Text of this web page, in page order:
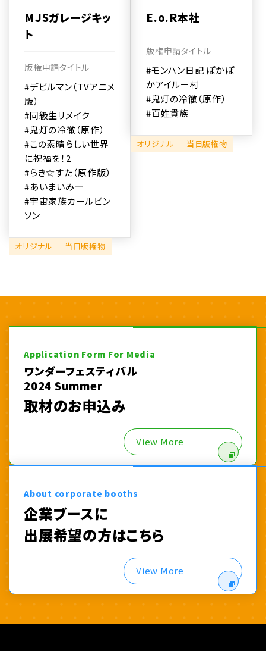
MJSガレージキッ
ト
版権申請タイトル
#デビルマン（TVアニメ
版）
#同級生リメイク
#鬼灯の冷徹（原作）
#この素晴らしい世界
に祝福を！2
#らき☆すた（原作版）
#あいまいみー
#宇宙家族カールビン
ソン
オリジナル 当日版権物
E.o.R本社
版権申請タイトル
#モンハン日記 ぽかぽ
かアイルー村
#鬼灯の冷徹（原作）
#百姓貴族
オリジナル 当日版権物
Application Form For Media
ワンダーフェスティバル
2024 Summer
取材のお申込み
View More
About corporate booths
企業ブースに
出展希望の方はこちら
View More